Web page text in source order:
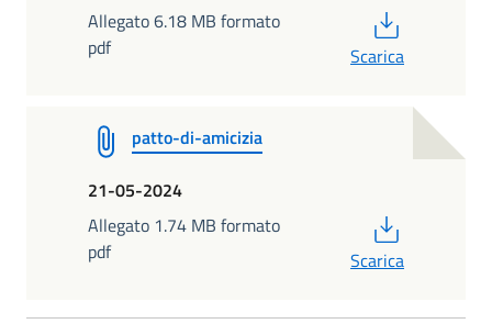
Allegato 6.18 MB formato
pdf
Scarica
patto-di-amicizia
21-05-2024
Allegato 1.74 MB formato
pdf
Scarica